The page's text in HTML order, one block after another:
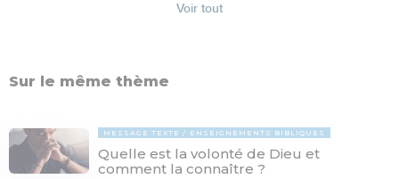
Voir tout
Sur le même thème
MESSAGE TEXTE ENSEIGNEMENTS BIBLIQUES
Quelle est la volonté de Dieu et
comment la connaître ?